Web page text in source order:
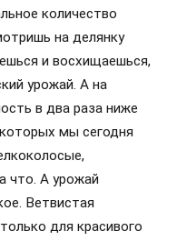
количество
на делянку
и восхищаешься,
урожай. А на
в два раза ниже
мы сегодня
что. А урожай
Ветвистая
для красивого